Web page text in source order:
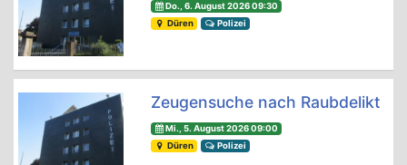
Do., 6. August 2026 09:30
Düren
Polizei
Zeugensuche nach Raubdelikt
Mi., 5. August 2026 09:00
Düren
Polizei